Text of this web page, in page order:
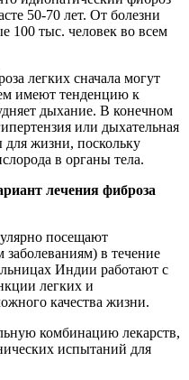
50-70 лет. От болезни
100 тыс. человек во всем
легких сначала могут
имеют тенденцию к
дыхание. В конечном
или дыхательная
для жизни, поскольку
в органы тела.
лечения фиброза
посещают
в течение
Индии работают с
легких и
качества жизни.
комбинацию лекарств,
испытаний для